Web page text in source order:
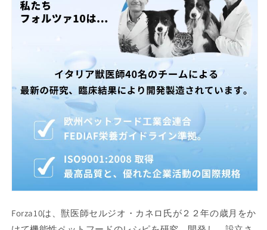
Forza10は、獣医師セルジオ・カネロ氏が２２年の歳月をか